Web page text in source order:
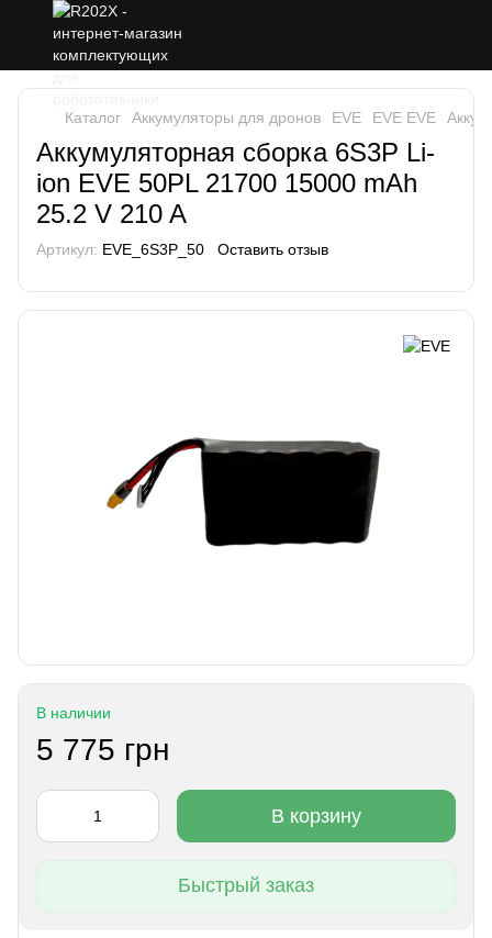
Каталог Аккумуляторы для дронов EVE EVE EVE
Аккумуляторная сборка 6S3P Li-
ion EVE 50PL 21700 15000 mAh
25.2 V 210 A
Артикул: EVE_6S3P_50 Оставить отзыв
В наличии
5 775 грн
В корзину
Быстрый заказ